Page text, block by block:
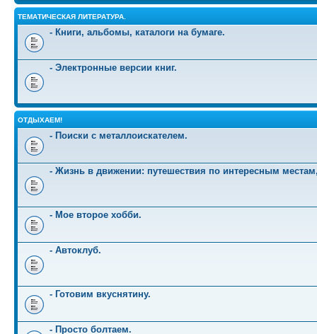
ТЕМАТИЧЕСКАЯ ЛИТЕРАТУРА.
- Книги, альбомы, каталоги на бумаге.
- Электронные версии книг.
ОТДЫХАЕМ!
- Поиски с металлоискателем.
- Жизнь в движении: путешествия по интересным
- Мое второе хобби.
- Автоклуб.
- Готовим вкуснятину.
- Просто болтаем.